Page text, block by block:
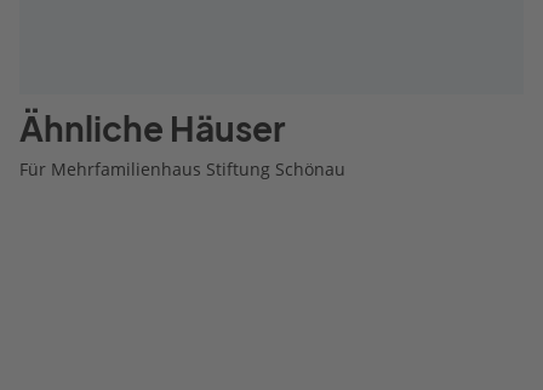
Ähnliche Häuser
Für Mehrfamilienhaus Stiftung Schönau